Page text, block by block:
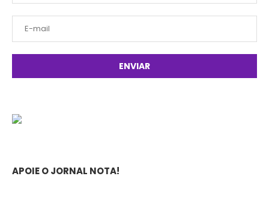
APOIE O JORNAL NOTA!